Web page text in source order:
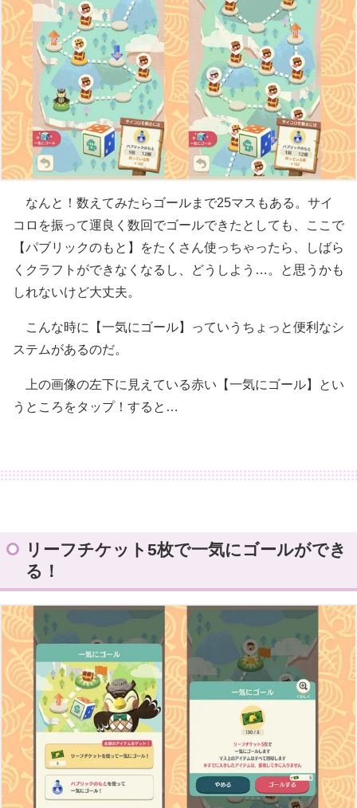
なんと！数えてみたらゴールまで25マスもある。サイ
コロを振って運良く数回でゴールできたとしても、ここで
【パブリックのもと】をたくさん使っちゃったら、しばら
くクラフトができなくなるし、どうしよう…。と思うかも
しれないけど大丈夫。
こんな時に【一気にゴール】っていうちょっと便利なシ
ステムがあるのだ。
上の画像の左下に見えている赤い【一気にゴール】とい
うところをタップ！すると…
リーフチケット5枚で一気にゴールができ
る！